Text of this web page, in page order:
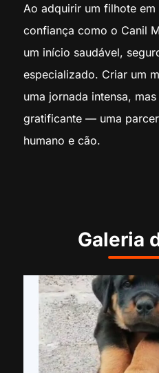
Ao adquirir um filhote
confiança como o Canil
um início saudável,
especializado. Criar um
uma jornada intensa,
gratificante — uma
humano e cão.
Galeria